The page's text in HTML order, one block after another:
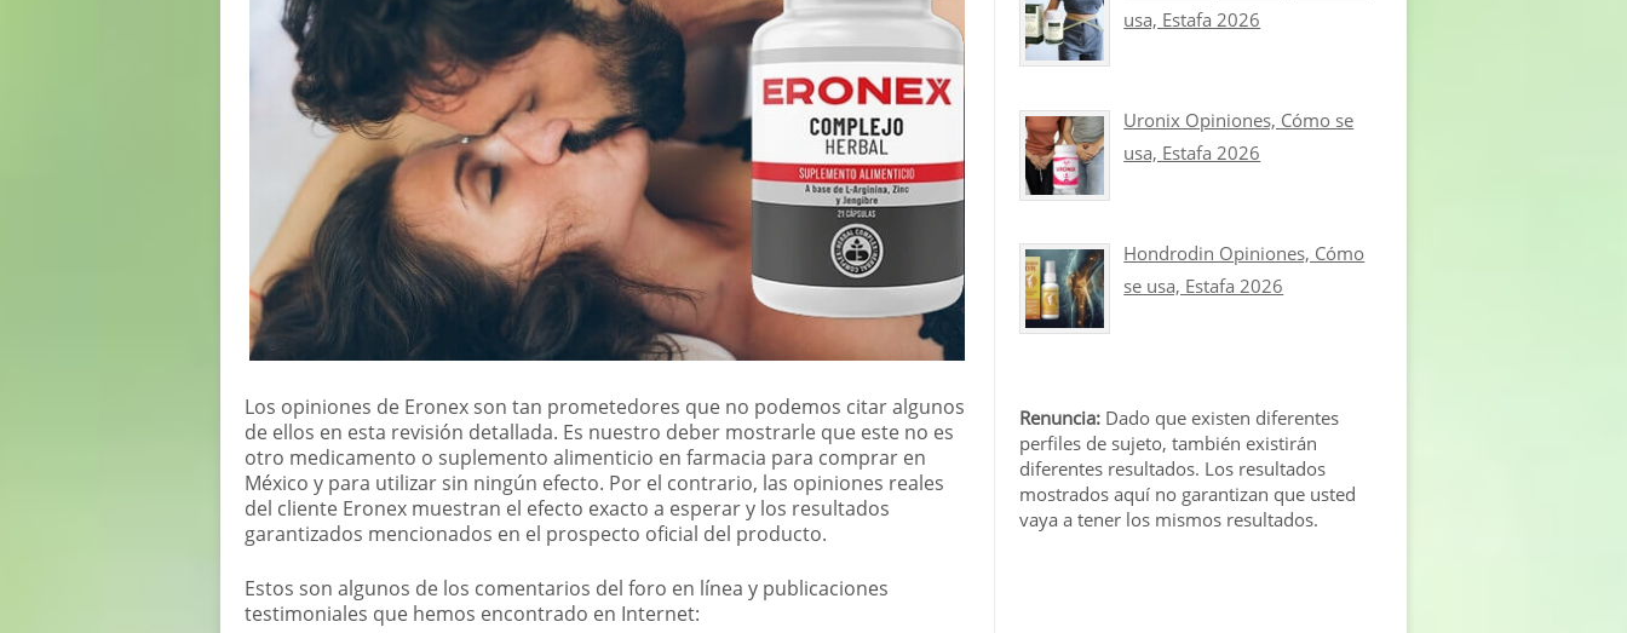
Los opiniones de Eronex son tan prometedores que no podemos citar algunos
de ellos en esta revisión detallada. Es nuestro deber mostrarle que este no es
otro medicamento o suplemento alimenticio en farmacia para comprar en
México y para utilizar sin ningún efecto. Por el contrario, las opiniones reales
del cliente Eronex muestran el efecto exacto a esperar y los resultados
garantizados mencionados en el prospecto oficial del producto.
Estos son algunos de los comentarios del foro en línea y publicaciones
testimoniales que hemos encontrado en Internet:
usa, Estafa 2026
Uronix Opiniones, Cómo se
usa, Estafa 2026
Hondrodin Opiniones, Cómo
se usa, Estafa 2026
Renuncia: Dado que existen diferentes
perfiles de sujeto, también existirán
diferentes resultados. Los resultados
mostrados aquí no garantizan que usted
vaya a tener los mismos resultados.